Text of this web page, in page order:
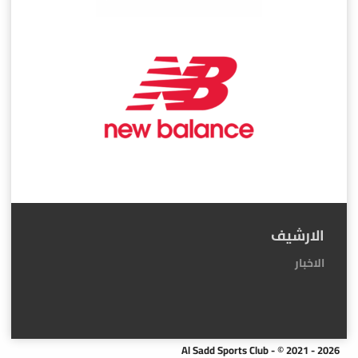
الارشيف
الاخبار
Al Sadd Sports Club - © 2021 - 2026